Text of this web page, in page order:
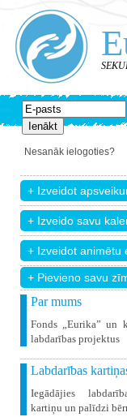
Nesanāk ielogoties?
+ Pievieno savu
Par mums
Fonds „Eurika” un
labdarības projektus
Labdarības
Iegādājies
kartiņu un palīdzi